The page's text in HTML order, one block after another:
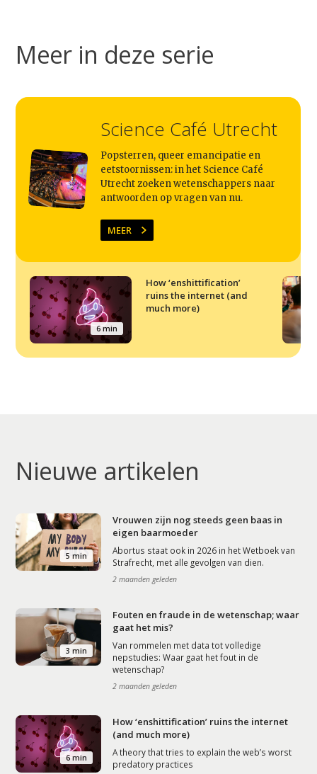
Meer in deze serie
Science Café Utrecht
Popsterren, queer emancipatie en
eetstoornissen: in het Science Café
Utrecht zoeken wetenschappers naar
antwoorden op vragen van nu.
MEER
6 min
How ‘enshittification’
ruins the internet (and
much more)
Nieuwe artikelen
5 min
Vrouwen zijn nog steeds geen baas in
eigen baarmoeder
Abortus staat ook in 2026 in het Wetboek van
Strafrecht, met alle gevolgen van dien.
2 maanden geleden
3 min
Fouten en fraude in de wetenschap; waar
gaat het mis?
Van rommelen met data tot volledige
nepstudies: Waar gaat het fout in de
wetenschap?
2 maanden geleden
6 min
How ‘enshittification’ ruins the internet
(and much more)
A theory that tries to explain the web’s worst
predatory practices